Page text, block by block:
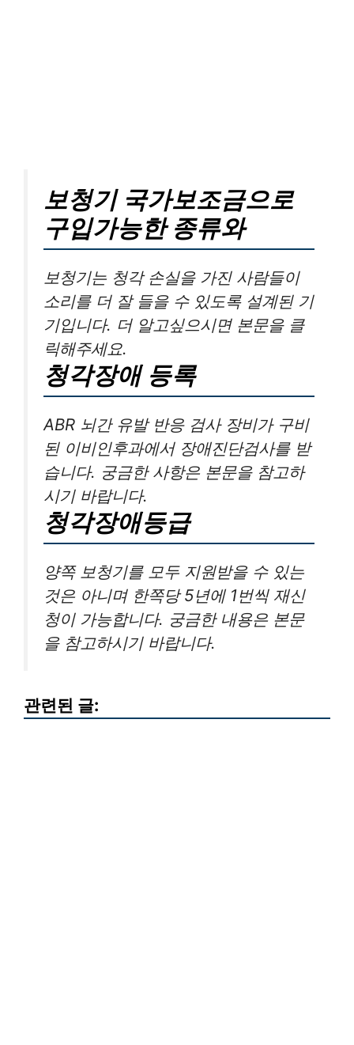
보청기 국가보조금으로
구입가능한 종류와
보청기는 청각 손실을 가진 사람들이
소리를 더 잘 들을 수 있도록 설계된 기
기입니다. 더 알고싶으시면 본문을 클
릭해주세요.
청각장애 등록
ABR 뇌간 유발 반응 검사 장비가 구비
된 이비인후과에서 장애진단검사를 받
습니다. 궁금한 사항은 본문을 참고하
시기 바랍니다.
청각장애등급
양쪽 보청기를 모두 지원받을 수 있는
것은 아니며 한쪽당 5년에 1번씩 재신
청이 가능합니다. 궁금한 내용은 본문
을 참고하시기 바랍니다.
관련된 글: